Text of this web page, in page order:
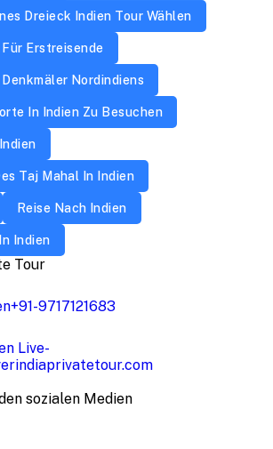
Dreieck Indien Tour Wählen
Für Erstreisende
Nordindiens
In Indien Zu Besuchen
Taj Mahal In Indien
Reise Nach Indien
Indien
Tour
+91-9717121683
Live-
sozialen Medien